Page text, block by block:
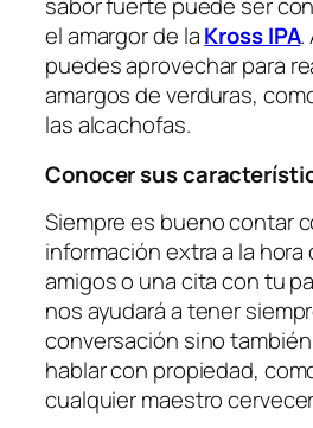
sabor fuerte puede ser
el amargor de laKross IPA.
puedes aprovechar para
amargos de verduras,
las alcachofas.
Conocer sus
Siempre es bueno contar
información extra a la
amigos o una cita con tu
nos ayudará a tener
conversación sino
hablar con propiedad,
cualquier maestro